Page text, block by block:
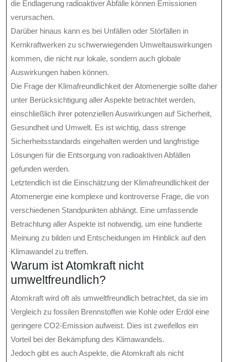
die Endlagerung radioaktiver Abfälle können Emissionen
verursachen.
Darüber hinaus kann es bei Unfällen oder Störfällen in
Kernkraftwerken zu schwerwiegenden Umweltauswirkungen
kommen, die nicht nur lokale, sondern auch globale
Auswirkungen haben können.
Die Frage der Klimafreundlichkeit der Atomenergie sollte daher
unter Berücksichtigung aller Aspekte betrachtet werden,
einschließlich ihrer potenziellen Auswirkungen auf Sicherheit,
Gesundheit und Umwelt. Es ist wichtig, dass strenge
Sicherheitsstandards eingehalten werden und langfristige
Lösungen für die Entsorgung von radioaktiven Abfällen
gefunden werden.
Letztendlich ist die Einschätzung der Klimafreundlichkeit der
Atomenergie eine komplexe und kontroverse Frage, die von
verschiedenen Standpunkten abhängt. Eine umfassende
Betrachtung aller Aspekte ist notwendig, um eine fundierte
Meinung zu bilden und Entscheidungen im Hinblick auf den
Klimawandel zu treffen.
Warum ist Atomkraft nicht
umweltfreundlich?
Atomkraft wird oft als umweltfreundlich betrachtet, da sie im
Vergleich zu fossilen Brennstoffen wie Kohle oder Erdöl eine
geringere CO2-Emission aufweist. Dies ist zweifellos ein
Vorteil bei der Bekämpfung des Klimawandels.
Jedoch gibt es auch Aspekte, die Atomkraft als nicht